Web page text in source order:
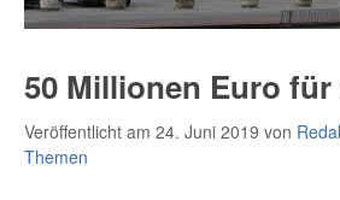
50 Millionen Euro
Veröffentlicht am 24. Juni 2019 von
Themen